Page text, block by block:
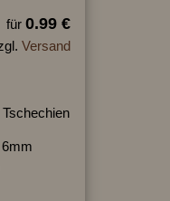
für 0.99 €
Versand